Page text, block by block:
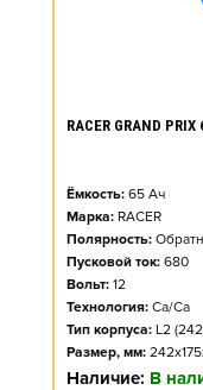
RACER GRAND
Ёмкость: 65 Ач
Марка: RACER
Полярность:
Пусковой ток: 680
Вольт: 12
Технология: Ca/Ca
Тип корпуса: L2
Размер, мм:
Наличие: В